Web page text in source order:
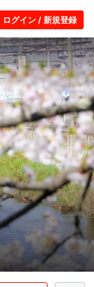
ログイン / 新規登録